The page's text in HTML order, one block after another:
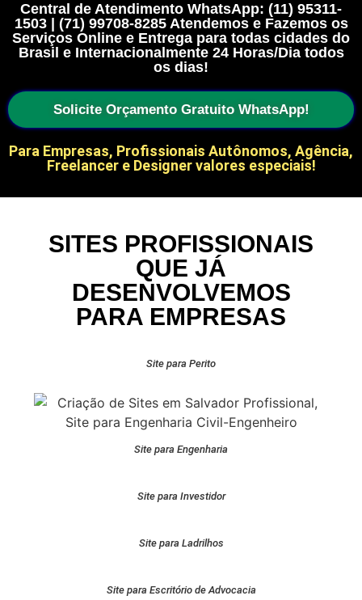
Central de Atendimento WhatsApp: (11) 95311-
1503 | (71) 99708-8285 Atendemos e Fazemos os
Serviços Online e Entrega para todas cidades do
Brasil e Internacionalmente 24 Horas/Dia todos
os dias!
Solicite Orçamento Gratuito WhatsApp!
Para Empresas, Profissionais Autônomos, Agência,
Freelancer e Designer valores especiais!
SITES PROFISSIONAIS
QUE JÁ
DESENVOLVEMOS
PARA EMPRESAS
Site para Perito
Site para Engenharia
Site para Investidor
Site para Ladrilhos
Site para Escritório de Advocacia